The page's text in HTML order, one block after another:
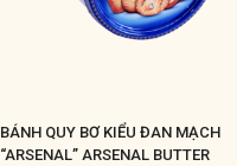
BÁNH QUY BƠ KIỂU ĐAN MẠCH
“ARSENAL” ARSENAL BUTTER